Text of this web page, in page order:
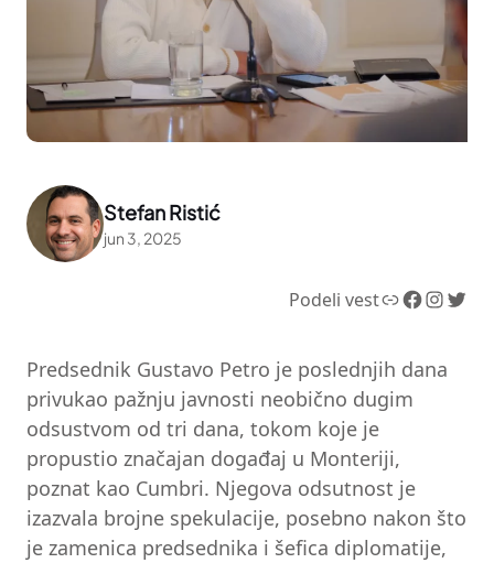
Stefan Ristić
jun 3, 2025
Podeli vestLink Facebook InstagramTwitter
Predsednik Gustavo Petro je poslednjih dana
privukao pažnju javnosti neobično dugim
odsustvom od tri dana, tokom koje je
propustio značajan događaj u Monteriji,
poznat kao Cumbri. Njegova odsutnost je
izazvala brojne spekulacije, posebno nakon što
je zamenica predsednika i šefica diplomatije,